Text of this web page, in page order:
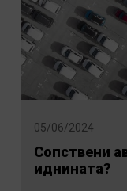
05/06/2024
Сопствени
иднината?